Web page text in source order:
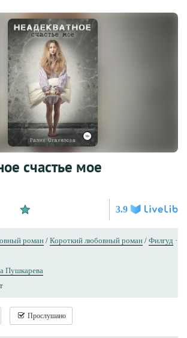
счастье мое
3.9
роман / Короткий любовный роман / Филгуд ·
Пушкарева
Прослушано